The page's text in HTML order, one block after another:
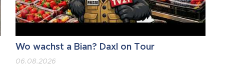
Wo wachst a Bian? Daxl on Tour
06.08.2026